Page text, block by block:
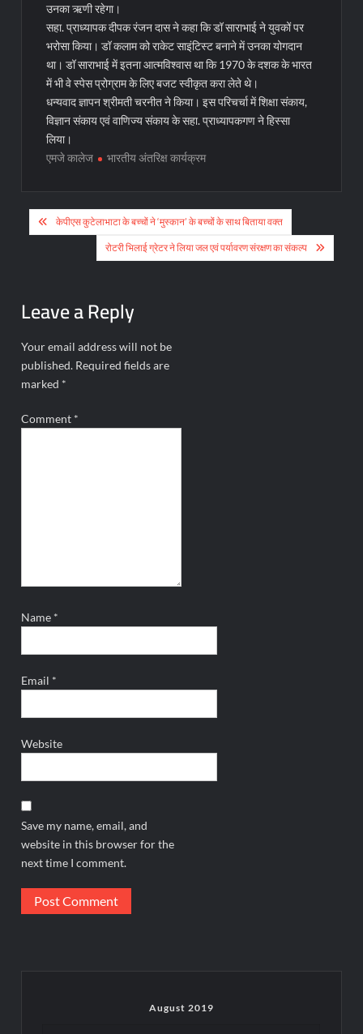
उनका ऋणी रहेगा।
सहा. प्राध्यापक दीपक रंजन दास ने कहा कि डॉ साराभाई ने युवकों पर
भरोसा किया। डॉ कलाम को राकेट साइंटिस्ट बनाने में उनका योगदान
था। डॉ साराभाई में इतना आत्मविश्वास था कि 1970 के दशक के भारत
में भी वे स्पेस प्रोग्राम के लिए बजट स्वीकृत करा लेते थे।
धन्यवाद ज्ञापन श्रीमती चरनीत ने किया। इस परिचर्चा में शिक्षा संकाय,
विज्ञान संकाय एवं वाणिज्य संकाय के सहा. प्राध्यापकगण ने हिस्सा
लिया।
एमजे कालेज
भारतीय अंतरिक्ष कार्यक्रम
Post
navigation
केपीएस कुटेलाभाटा के बच्चों ने ‘मुस्कान’ के बच्चों के साथ बिताया वक्त
रोटरी भिलाई ग्रेटर ने लिया जल एवं पर्यावरण संरक्षण का संकल्प
Leave a Reply
Your email address will not be
published. Required fields are
marked *
Comment *
Name *
Email *
Website
Save my name, email, and
website in this browser for the
next time I comment.
August 2019